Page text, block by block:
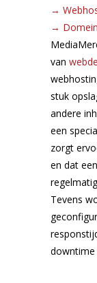
→
→
van
stuk
andere
een
zorgt
en dat
Tevens
downtime